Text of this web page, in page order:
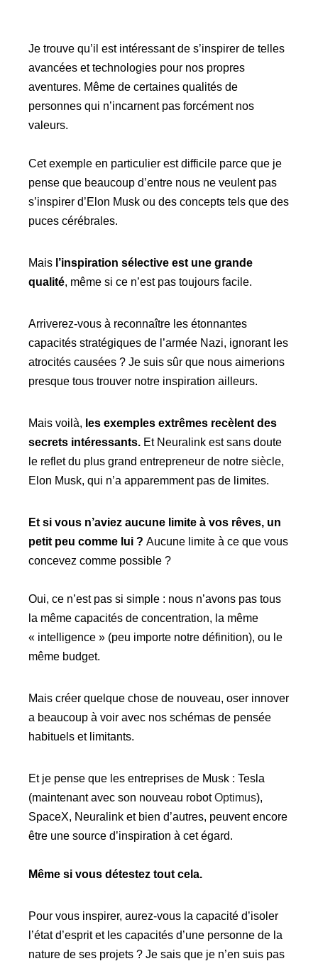
Je trouve qu’il est intéressant de s’inspirer de telles
avancées et technologies pour nos propres
aventures. Même de certaines qualités de
personnes qui n’incarnent pas forcément nos
valeurs.
Cet exemple en particulier est difficile parce que je
pense que beaucoup d’entre nous ne veulent pas
s’inspirer d’Elon Musk ou des concepts tels que des
puces cérébrales.
Mais l’inspiration sélective est une grande
qualité, même si ce n’est pas toujours facile.
Arriverez-vous à reconnaître les étonnantes
capacités stratégiques de l’armée Nazi, ignorant les
atrocités causées ? Je suis sûr que nous aimerions
presque tous trouver notre inspiration ailleurs.
Mais voilà, les exemples extrêmes recèlent des
secrets intéressants. Et Neuralink est sans doute
le reflet du plus grand entrepreneur de notre siècle,
Elon Musk, qui n’a apparemment pas de limites.
Et si vous n’aviez aucune limite à vos rêves, un
petit peu comme lui ? Aucune limite à ce que vous
concevez comme possible ?
Oui, ce n’est pas si simple : nous n’avons pas tous
la même capacités de concentration, la même
« intelligence » (peu importe notre définition), ou le
même budget.
Mais créer quelque chose de nouveau, oser innover
a beaucoup à voir avec nos schémas de pensée
habituels et limitants.
Et je pense que les entreprises de Musk : Tesla
(maintenant avec son nouveau robotOptimus),
SpaceX, Neuralink et bien d’autres, peuvent encore
être une source d’inspiration à cet égard.
Même si vous détestez tout cela.
Pour vous inspirer, aurez-vous la capacité d’isoler
l’état d’esprit et les capacités d’une personne de la
nature de ses projets ? Je sais que je n’en suis pas